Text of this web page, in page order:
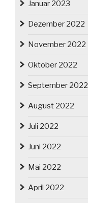
Januar 2023
Dezember 2022
November 2022
Oktober 2022
September 2022
August 2022
Juli 2022
Juni 2022
Mai 2022
April 2022